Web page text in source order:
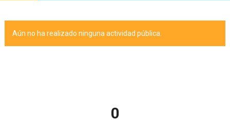
Aún no ha realizado ninguna actividad pública.
0